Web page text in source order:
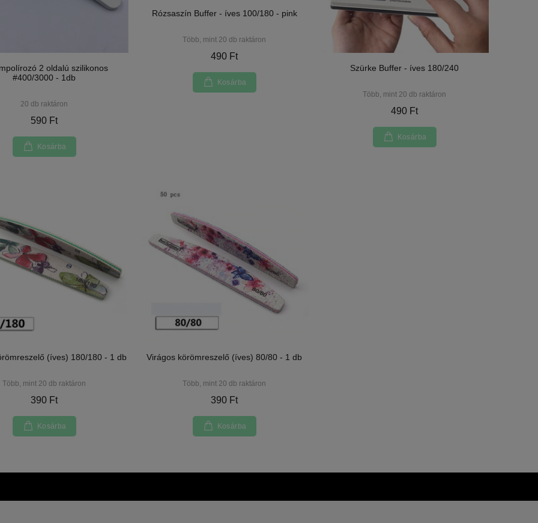
2 oldalú szilikonos
#400/3000 - 1db
20 db raktáron
590 Ft
Kosárba
Rózsaszín Buffer - íves 100/180 - pink
Több, mint 20 db raktáron
490 Ft
Kosárba
Szürke Buffer - íves 180/240
Több, mint 20 db raktáron
490 Ft
Kosárba
(íves) 180/180 - 1 db
Több, mint 20 db raktáron
390 Ft
Kosárba
Virágos körömreszelő (íves) 80/80 - 1 db
Több, mint 20 db raktáron
390 Ft
Kosárba